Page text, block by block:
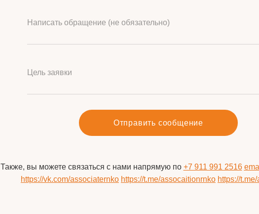
Написать обращение (не обязательно)
Цель заявки
Отправить сообщение
Также, вы можете связаться с нами напрямую по +7 911 991 2516
https://vk.com/associaternko https://t.me/assocaitionrnko https://